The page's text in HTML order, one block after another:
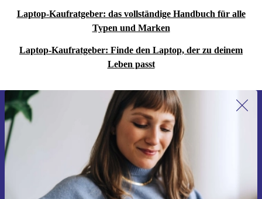
Laptop-Kaufratgeber: das vollständige Handbuch für alle
Typen und Marken
Laptop-Kaufratgeber: Finde den Laptop, der zu deinem
Leben passt
Erstmals zum Newsletter anmelden,
15 € sparen!
Verpasse kein Angebot mehr.